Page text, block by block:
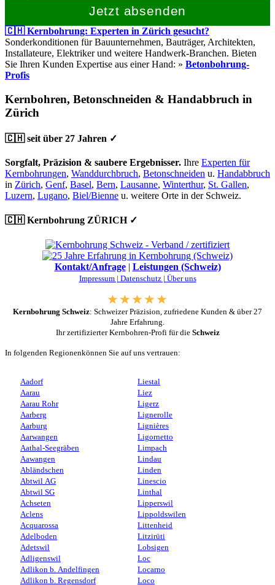
Jetzt absenden
🇨🇭 Kernbohrung: Experten in Zürich gesucht?
Sonderkonditionen für Bauunternehmen, Bauträger, Architekten,
Installateure, Elektriker und weitere Handwerk-Branchen. Bieten
Sie Ihren Kunden Expertise aus einer Hand: » Betonbohrung-
Profis
Kernbohren, Betonschneiden & Handabbruch in
Zürich
🇨🇭 seit über 27 Jahren ✓
Sorgfalt, Präzision & saubere Ergebnisser. Ihre Experten für
Kernbohrungen, Wanddurchbruch, Betonschneiden u. Handabbruch
in Zürich, Genf, Basel, Bern, Lausanne, Winterthur, St. Gallen,
Luzern, Lugano, Biel/Bienne u. weitere Orte in der Schweiz.
🇨🇭 Kernbohrung ZÜRICH ✓
Kontakt/Anfrage| Leistungen (Schweiz)
Impressum | Datenschutz | Über uns
Kernbohrung Schweiz: Schweizer Präzision, zufriedene Kunden & über 27
Jahre Erfahrung.
Ihr zertifizierter Kernbohren-Profi für die Schweiz
In folgenden Regionenkönnen Sie auf uns vertrauen:
Aadorf
Aarau
Aarau Rohr
Aarberg
Aarburg
Aarwangen
Aathal-Seegräben
Aawangen
Abländschen
Abtwil AG
Abtwil SG
Achseten
Aclens
Acquarossa
Adelboden
Adetswil
Adligenswil
Adlikon b. Andelfingen
Adlikon b. Regensdorf
Liestal
Liez
Ligerz
Lignerolle
Lignières
Ligornetto
Limpach
Lindau
Linden
Linescio
Linthal
Lipperswil
Lippoldswilen
Littenheid
Litzirüti
Lobsigen
Loc
Locarno
Loco